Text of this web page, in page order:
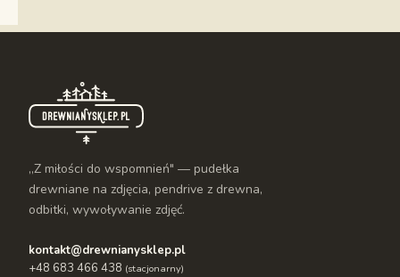
„Z miłości do wspomnień" — pudełka
drewniane na zdjęcia, pendrive z drewna,
odbitki, wywoływanie zdjęć.
kontakt@drewnianysklep.pl
+48 683 466 438 (stacjonarny)